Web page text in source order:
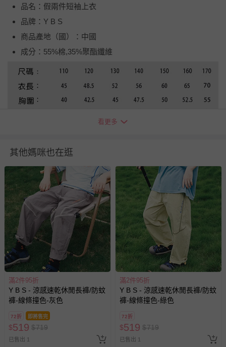
品名：假兩件短袖上衣
品牌：Y B S
商品產地（國）：中國
成分：55%棉,35%聚酯纖維
退換貨須知
您所購買的商品享有7天的鑑賞期／猶豫期權益，但此期間
並非試用期，您所退回的商品必須是未經使用的全新狀態，
包含完整包裝、配件、說明文件及贈品等。
如需退換貨，請於收到商品7天（含例假日內提出），如為
瑕疵退換貨所產生的運費，將由媽咪愛負責處理，若非瑕疵
退貨，您可至『查詢訂單』>『已出貨』中查詢該筆訂單，
並點選『我要退貨』即可進行申請。若有相關退貨問題，請
至媽咪愛
LINE@客服ID: @mamilove我們將依序為您處理
與服務，謝謝。
針對滿件折/滿額贈…等活動，如因部份退貨，而該訂單保
留商品未達活動門檻，將以原價計算，活動贈品亦需一併退
回。
看更多
其他媽咪也在逛
滿2件95折
Y B S - 涼感速乾休閒長褲/防蚊
褲-線條撞色-灰色
72折 即將售完
$519 $719
已售出 1
滿2件95折
Y B S - 涼感速乾休閒長褲/防蚊
褲-線條撞色-綠色
72折
$519 $719
已售出 1